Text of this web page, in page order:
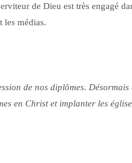
de Dieu est très engagé
les médias.
de nos diplômes.
en Christ et implanter les